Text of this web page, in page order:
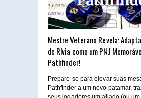
Mestre Veterano Revela:
de Rívia como um PNJ
Pathfinder!
Prepare-se para elevar suas
Pathfinder a um novo patamar,